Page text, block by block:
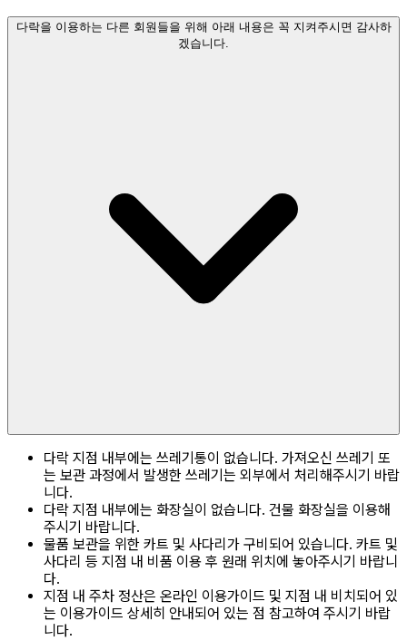
다락을 이용하는 다른 회원들을 위해 아래 내용은 꼭 지켜주시면 감사하
겠습니다.
다락 지점 내부에는 쓰레기통이 없습니다. 가져오신 쓰레기 또
는 보관 과정에서 발생한 쓰레기는 외부에서 처리해주시기 바랍
니다.
다락 지점 내부에는 화장실이 없습니다. 건물 화장실을 이용해
주시기 바랍니다.
물품 보관을 위한 카트 및 사다리가 구비되어 있습니다. 카트 및
사다리 등 지점 내 비품 이용 후 원래 위치에 놓아주시기 바랍니
다.
지점 내 주차 정산은 온라인 이용가이드 및 지점 내 비치되어 있
는 이용가이드 상세히 안내되어 있는 점 참고하여 주시기 바랍
니다.